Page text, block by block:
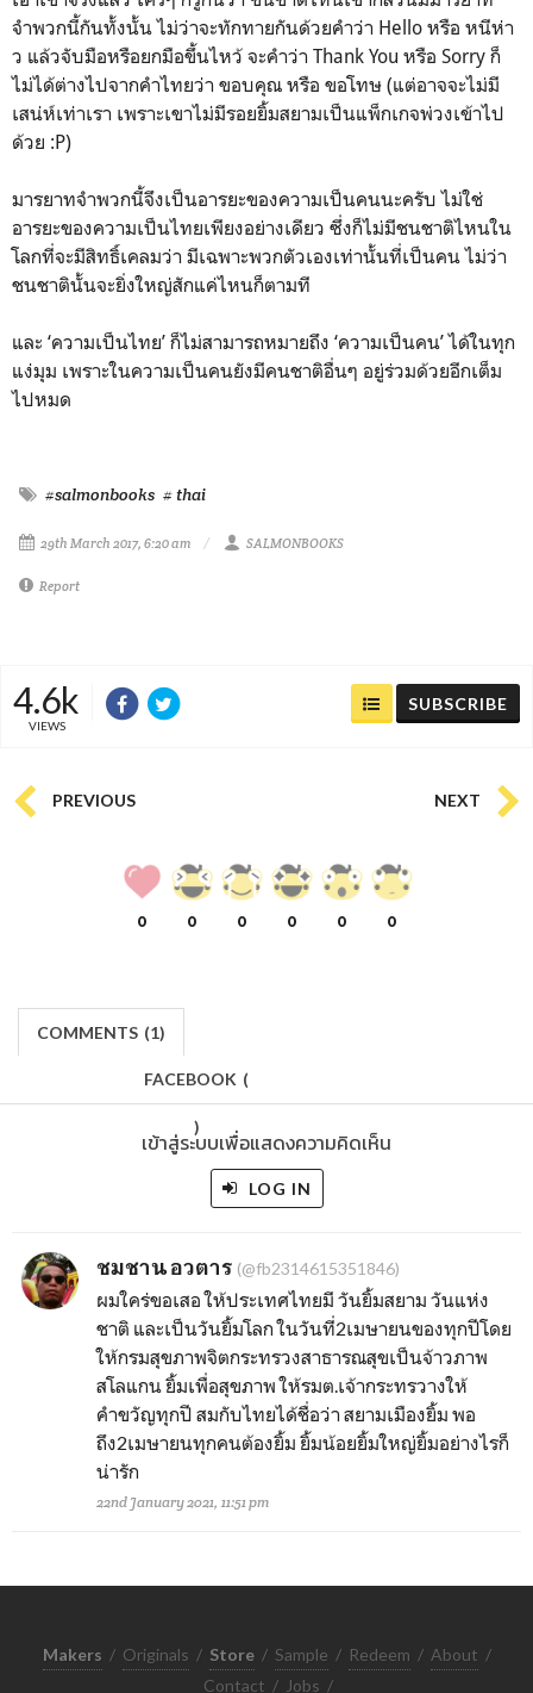
จำพวกนี้กันทั้งนั้น ไม่ว่าจะทักทายกันด้วยคำว่า Hello หรือ หนีห่า
ว แล้วจับมือหรือยกมือขึ้นไหว้ จะคำว่า Thank You หรือ Sorry ก็
ไม่ได้ต่างไปจากคำไทยว่า ขอบคุณ หรือ ขอโทษ (แต่อาจจะไม่มี
เสน่ห์เท่าเรา เพราะเขาไม่มีรอยยิ้มสยามเป็นแพ็กเกจพ่วงเข้าไป
ด้วย :P)
มารยาทจำพวกนี้จึงเป็นอารยะของความเป็นคนนะครับ ไม่ใช่
อารยะของความเป็นไทยเพียงอย่างเดียว ซึ่งก็ไม่มีชนชาติไหนใน
โลกที่จะมีสิทธิ์เคลมว่า มีเฉพาะพวกตัวเองเท่านั้นที่เป็นคน ไม่ว่า
ชนชาตินั้นจะยิ่งใหญ่สักแค่ไหนก็ตามที
และ ‘ความเป็นไทย’ ก็ไม่สามารถหมายถึง ‘ความเป็นคน’ ได้ในทุก
แง่มุม เพราะในความเป็นคนยังมีคนชาติอื่นๆ อยู่ร่วมด้วยอีกเต็ม
ไปหมด
#salmonbooks # thai
29th March 2017, 6:20 am SALMONBOOKS
Report
4.6k
VIEWS
SUBSCRIBE
PREVIOUS NEXT
0 0 0 0 0 0
COMMENTS (1)
FACEBOOK (
)
เข้าสู่ระบบเพื่อแสดงความคิดเห็น
LOG IN
ชมชาน อวตาร (@fb2314615351846)
ผมใคร่ขอเสอ ให้ประเทศไทยมี วันยิ้มสยาม วันแห่ง
ชาติ และเป็นวันยิ้มโลก ในวันที่2เมษายนของทุกปีโดย
ให้กรมสุขภาพจิตกระทรวงสาธารณสุขเป็นจ้าวภาพ
สโลแกน ยิ้มเพื่อสุขภาพ ให้รมต.เจ้ากระทรวางให้
คำขวัญทุกปี สมกับไทยได้ชื่อว่า สยามเมืองยิ้ม พอ
ถึง2เมษายนทุกคนต้องยิ้ม ยิ้มน้อยยิ้มใหญ่ยิ้มอย่างไรก็
น่ารัก
22nd January 2021, 11:51 pm
Makers / Originals / Store / Sample / Redeem / About /
Contact / Jobs /